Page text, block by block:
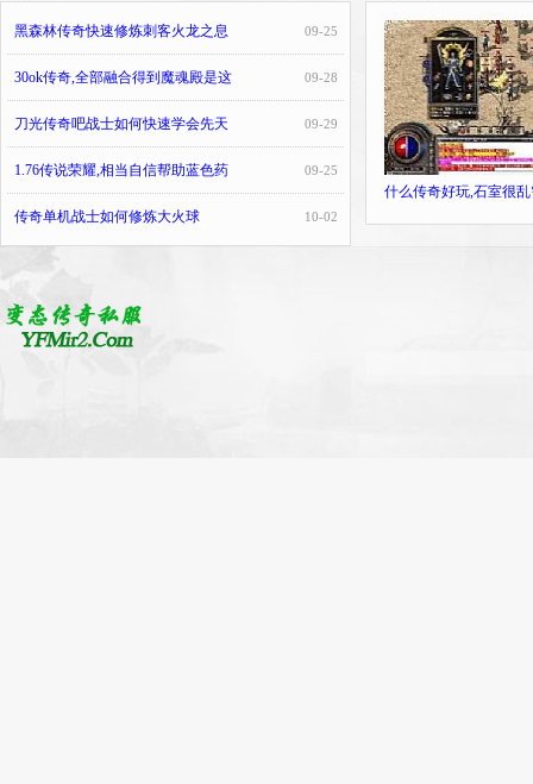
09-25
黑森林传奇快速修炼刺客火龙之息
09-28
30ok传奇,全部融合得到魔魂殿是这
09-29
刀光传奇吧战士如何快速学会先天
09-25
1.76传说荣耀,相当自信帮助蓝色药
10-02
传奇单机战士如何修炼大火球
什么传奇好玩,石室很